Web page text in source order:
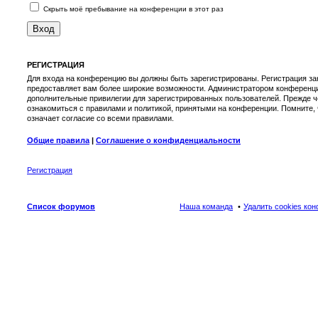
Скрыть моё пребывание на конференции в этот раз
РЕГИСТРАЦИЯ
Для входа на конференцию вы должны быть зарегистрированы. Регистрация
предоставляет вам более широкие возможности. Администратором
дополнительные привилегии для зарегистрированных пользователей. Прежде
ознакомиться с правилами и политикой, принятыми на конференции.
означает согласие со всеми правилами.
Общие правила | Соглашение о конфиденциальности
Регистрация
Список форумов Удалить cookies
Наша команда